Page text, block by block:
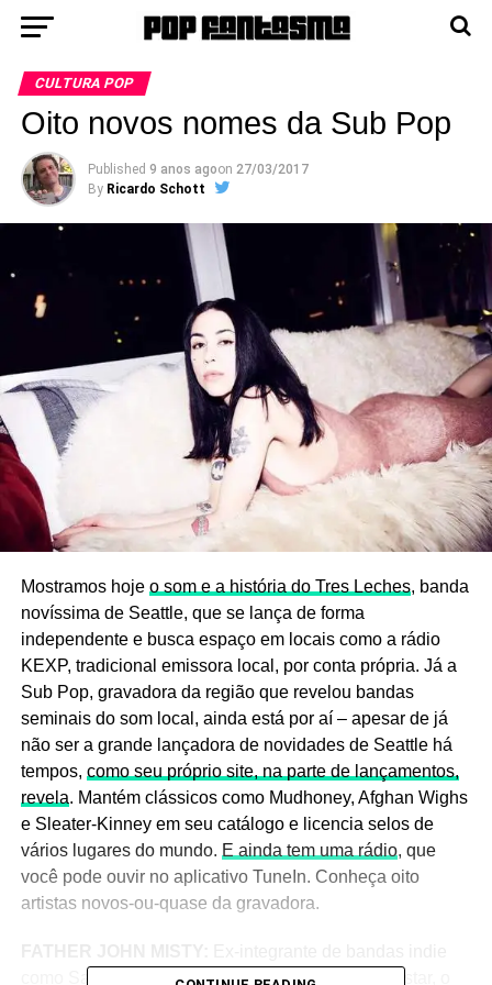
CULTURA POP
Oito novos nomes da Sub Pop
Published 9 anos agoon 27/03/2017
By Ricardo Schott
Mostramos hoje o som e a história do Tres Leches, banda
novíssima de Seattle, que se lança de forma
independente e busca espaço em locais como a rádio
KEXP, tradicional emissora local, por conta própria. Já a
Sub Pop, gravadora da região que revelou bandas
seminais do som local, ainda está por aí – apesar de já
não ser a grande lançadora de novidades de Seattle há
tempos, como seu próprio site, na parte de lançamentos,
revela. Mantém clássicos como Mudhoney, Afghan Wighs
e Sleater-Kinney em seu catálogo e licencia selos de
vários lugares do mundo. E ainda tem uma rádio, que
você pode ouvir no aplicativo TuneIn. Conheça oito
artistas novos-ou-quase da gravadora.
como Saxon Shore, Fleet Foxes e Har Mar Superstar, o